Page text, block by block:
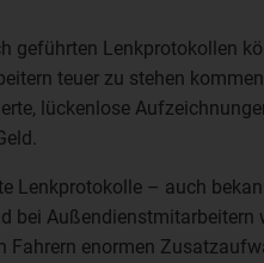
geführten Lenkprotokollen
teuer zu stehen
lückenlose
Lenkprotokolle – auch
bei Außendienstmitarbeitern
Fahrern enormen